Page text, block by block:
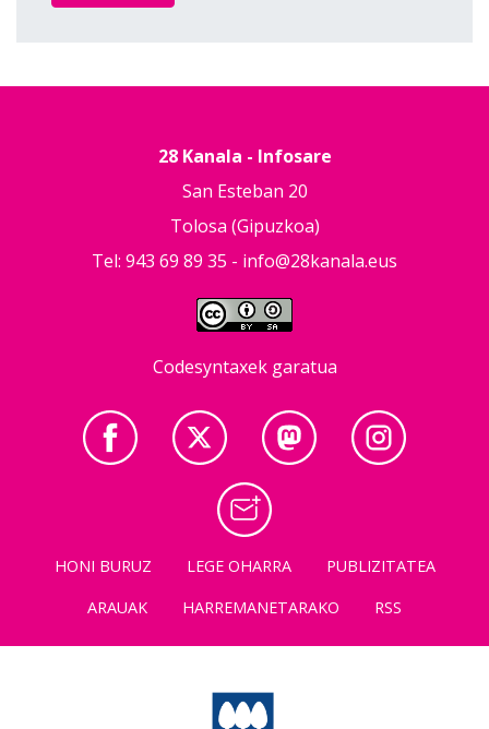
28 Kanala - Infosare
San Esteban 20
Tolosa (Gipuzkoa)
Tel: 943 69 89 35 - info@28kanala.eus
Codesyntaxek garatua
HONI BURUZ LEGE OHARRA
PUBLIZITATEA
ARAUAK
HARREMANETARAKO RSS